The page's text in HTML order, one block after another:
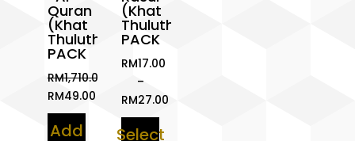
Quran
(Khat
Thuluth)
PACK
RM1,710.00
Original
price
was:
RM49.00
Current
price
Add
(Khat
Thuluth)
PACK
RM17.00
–
RM27.00
Price
range:
Select